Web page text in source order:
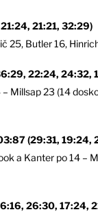
21:21, 32:29)
25, Butler 16,
22:24, 24:32,
Millsap 23 (14
(29:31, 19:24,
a Kanter po 14 –
26:30, 17:24,